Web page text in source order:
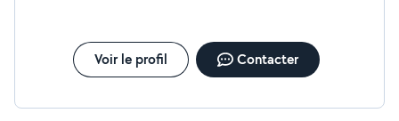
Voir le profil Contacter